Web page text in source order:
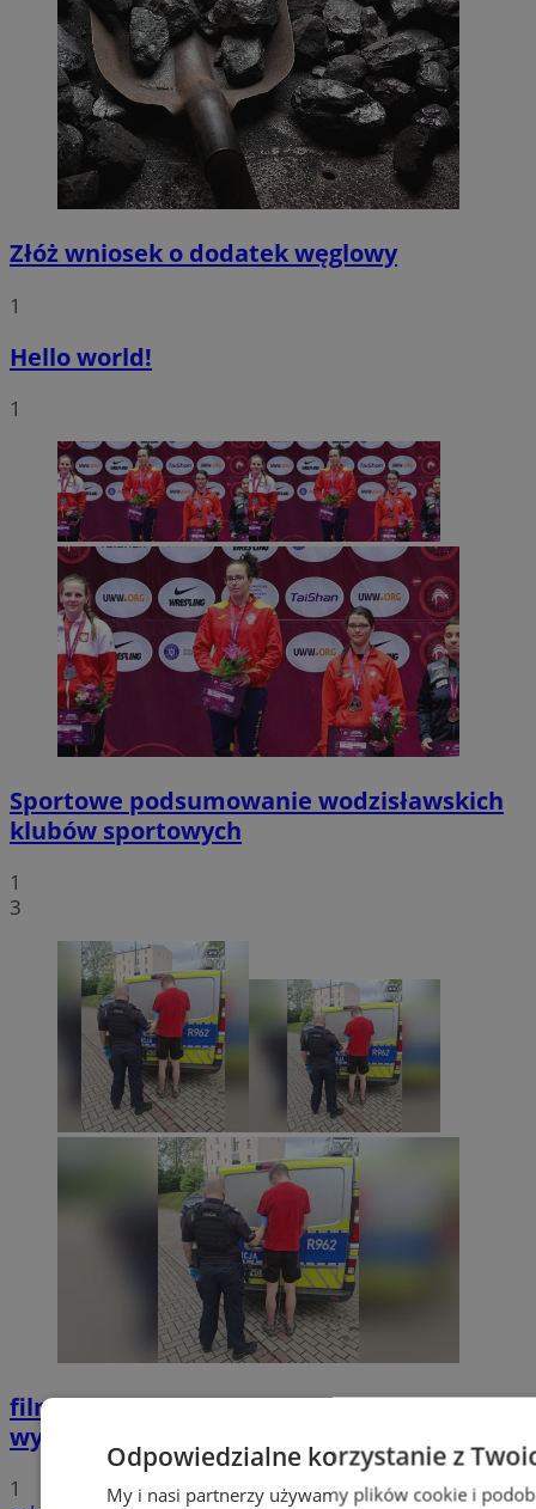
Złóż wniosek o dodatek węglowy
1
Hello world!
1
Sportowe podsumowanie wodzisławskich
klubów sportowych
1
3
filmPotrącił seniorkę i uciekł z miejsca
wypadku. 20-latek trafił do aresztu
1
Odpowiedzialne korzystanie z
My i nasi partnerzy używamy plików cookie i